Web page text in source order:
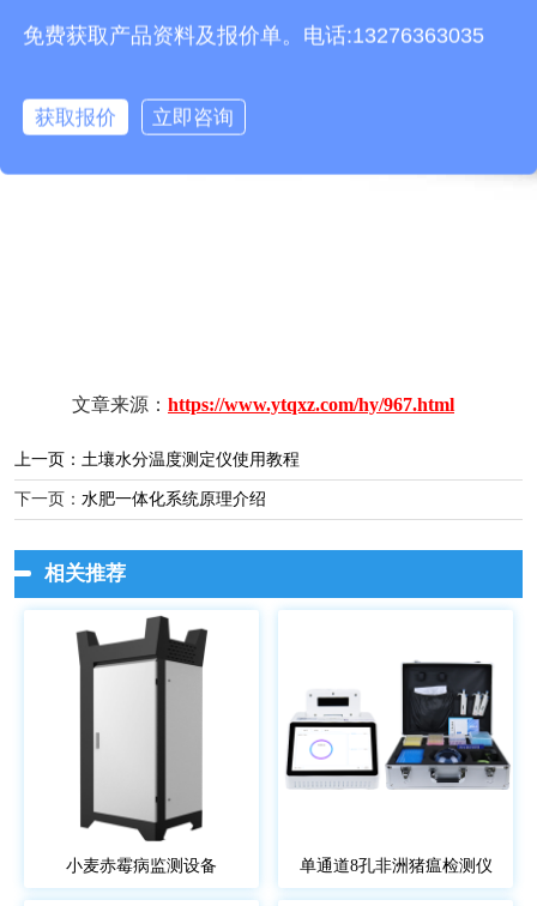
文章来源： https://www.ytqxz.com/hy/967.html
上一页： 土壤水分温度测定仪使用教程
下一页： 水肥一体化系统原理介绍
相关推荐
小麦赤霉病监测设备 单通道8孔非洲猪瘟检测仪
免费获取产品资料及报价单。电话:13276363035
获取报价 立即咨询